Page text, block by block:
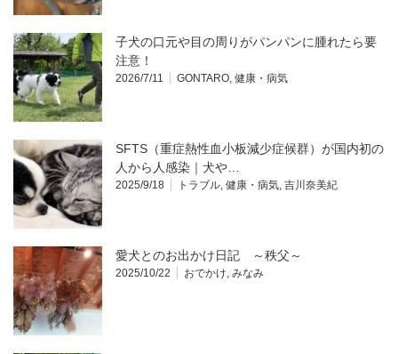
子犬の口元や目の周りがパンパンに腫れたら要
注意！
2026/7/11 GONTARO, 健康・病気
SFTS（重症熱性血小板減少症候群）が国内初の
人から人感染｜犬や…
2025/9/18 トラブル, 健康・病気, 吉川奈美紀
愛犬とのお出かけ日記 ～秩父～
2025/10/22 おでかけ, みなみ